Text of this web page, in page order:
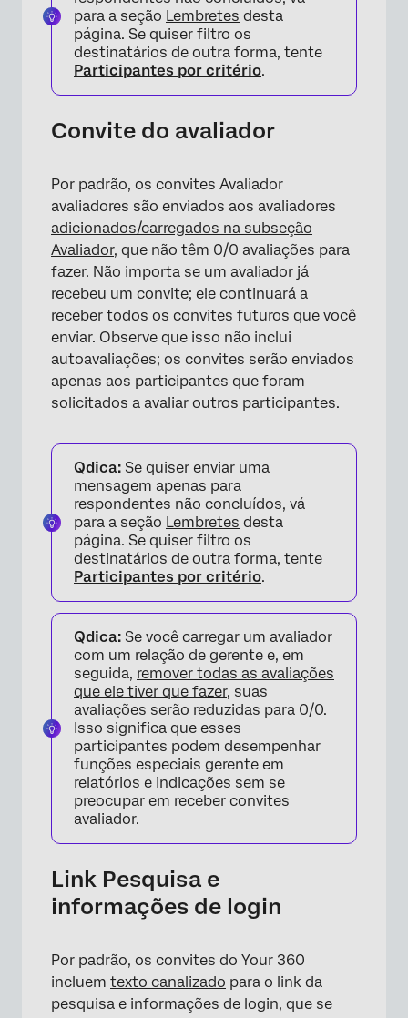
para a seção Lembretes desta
página. Se quiser filtro os
destinatários de outra forma, tente
Participantes por critério.
Convite do avaliador
Por padrão, os convites Avaliador
avaliadores são enviados aos avaliadores
adicionados/carregados na subseção
Avaliador, que não têm 0/0 avaliações para
fazer. Não importa se um avaliador já
recebeu um convite; ele continuará a
receber todos os convites futuros que você
enviar. Observe que isso não inclui
autoavaliações; os convites serão enviados
apenas aos participantes que foram
solicitados a avaliar outros participantes.
Qdica: Se quiser enviar uma
mensagem apenas para
respondentes não concluídos, vá
para a seção Lembretes desta
página. Se quiser filtro os
destinatários de outra forma, tente
Participantes por critério.
Qdica: Se você carregar um avaliador
com um relação de gerente e, em
seguida, remover todas as avaliações
que ele tiver que fazer, suas
avaliações serão reduzidas para 0/0.
Isso significa que esses
participantes podem desempenhar
funções especiais gerente em
relatórios e indicações sem se
preocupar em receber convites
avaliador.
Link Pesquisa e
informações de login
Por padrão, os convites do Your 360
incluem texto canalizado para o link da
pesquisa e informações de login, que se